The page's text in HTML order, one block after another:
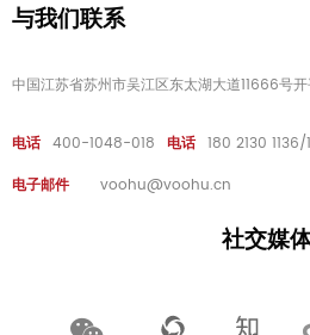
与我们联系
中国江苏省苏州市吴江区东太湖大道11666号
电话 400-1048-018 电话 180 2130
电子邮件
voohu@voohu.cn
社交媒